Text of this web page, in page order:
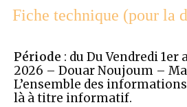
Fiche technique (pour la
Période : du Du Vendredi 1er
2026 – Douar Noujoum –
L’ensemble des
là à titre informatif.